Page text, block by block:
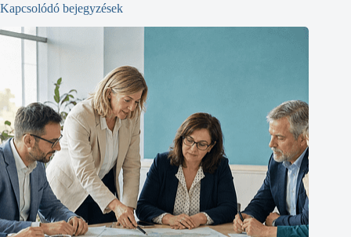
Kapcsolódó bejegyzések